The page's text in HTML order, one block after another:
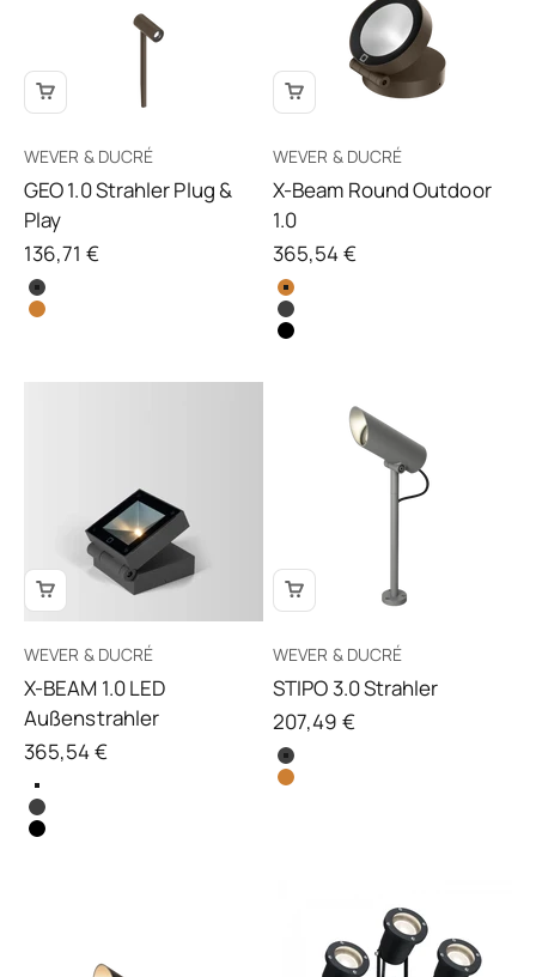
WEVER & DUCRÉ
GEO 1.0 Strahler Plug &
Play
Angebot
136,71 €
WEVER & DUCRÉ
X-Beam Round Outdoor
1.0
Angebot
365,54 €
WEVER & DUCRÉ
X-BEAM 1.0 LED
Außenstrahler
Angebot
365,54 €
WEVER & DUCRÉ
STIPO 3.0 Strahler
Angebot
207,49 €